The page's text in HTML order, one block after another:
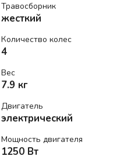
Травосборник
жесткий
Количество колес
4
Вес
7.9 кг
Двигатель
электрический
Мощность двигателя
1250 Вт